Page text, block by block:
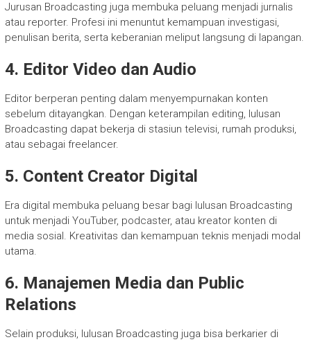
Jurusan Broadcasting juga membuka peluang menjadi jurnalis
atau reporter. Profesi ini menuntut kemampuan investigasi,
penulisan berita, serta keberanian meliput langsung di lapangan.
4. Editor Video dan Audio
Editor berperan penting dalam menyempurnakan konten
sebelum ditayangkan. Dengan keterampilan editing, lulusan
Broadcasting dapat bekerja di stasiun televisi, rumah produksi,
atau sebagai freelancer.
5. Content Creator Digital
Era digital membuka peluang besar bagi lulusan Broadcasting
untuk menjadi YouTuber, podcaster, atau kreator konten di
media sosial. Kreativitas dan kemampuan teknis menjadi modal
utama.
6. Manajemen Media dan Public
Relations
Selain produksi, lulusan Broadcasting juga bisa berkarier di